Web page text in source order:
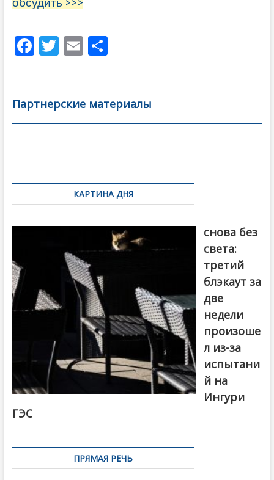
обсудить >>>
F
b
o
T
er
E
l
О
а
в
Партнерские материалы
по
записямКАРТИНА ДНЯ
снова без
света:
третий
блэкаут за
две
недели
произоше
л из-за
испытани
й на
Ингури
ГЭС
ПРЯМАЯ РЕЧЬ